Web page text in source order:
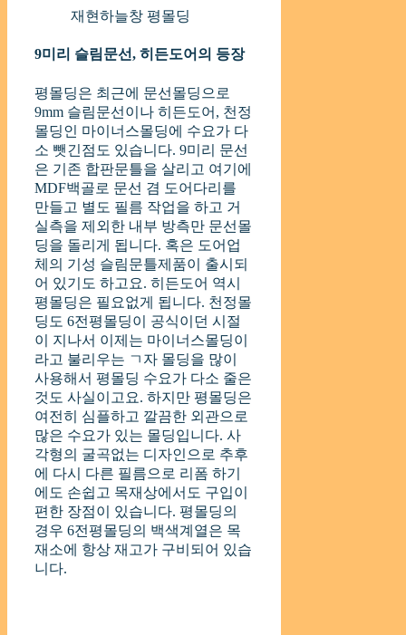
재현하늘창 평몰딩
9미리 슬림문선, 히든도어의 등장
평몰딩은 최근에 문선몰딩으로
9mm 슬림문선이나 히든도어, 천정
몰딩인 마이너스몰딩에 수요가 다
소 뺏긴점도 있습니다. 9미리 문선
은 기존 합판문틀을 살리고 여기에
MDF백골로 문선 겸 도어다리를
만들고 별도 필름 작업을 하고 거
실측을 제외한 내부 방측만 문선몰
딩을 돌리게 됩니다. 혹은 도어업
체의 기성 슬림문틀제품이 출시되
어 있기도 하고요. 히든도어 역시
평몰딩은 필요없게 됩니다. 천정몰
딩도 6전평몰딩이 공식이던 시절
이 지나서 이제는 마이너스몰딩이
라고 불리우는 ㄱ자 몰딩을 많이
사용해서 평몰딩 수요가 다소 줄은
것도 사실이고요. 하지만 평몰딩은
여전히 심플하고 깔끔한 외관으로
많은 수요가 있는 몰딩입니다. 사
각형의 굴곡없는 디자인으로 추후
에 다시 다른 필름으로 리폼 하기
에도 손쉽고 목재상에서도 구입이
편한 장점이 있습니다. 평몰딩의
경우 6전평몰딩의 백색계열은 목
재소에 항상 재고가 구비되어 있습
니다.